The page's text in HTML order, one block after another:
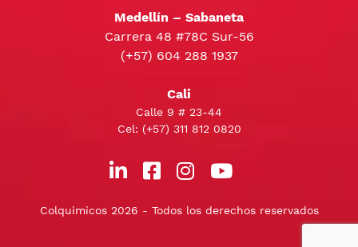
Medellín – Sabaneta
Carrera 48 #78C Sur-56
(+57) 604 288 1937
Cali
Calle 9 # 23-44
Cel: (+57) 311 812 0820
Colquimicos 2026 - Todos los derechos reservados